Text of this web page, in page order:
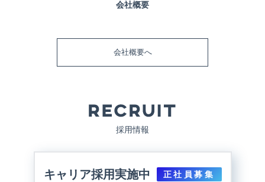
会社概要
会社概要へ
採用情報
キャリア採用実施中 正社員募集